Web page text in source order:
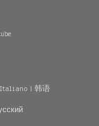
Italiano | 韩语